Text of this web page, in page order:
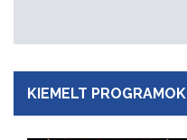
KIEMELT PROGRAMOK